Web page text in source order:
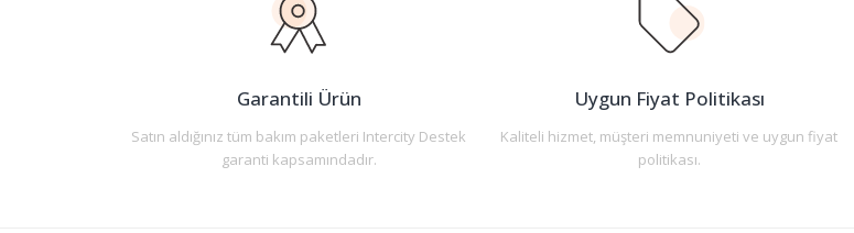
Garantili Ürün
Satın aldığınız tüm bakım paketleri Intercity Destek
garanti kapsamındadır.
Uygun Fiyat Politikası
Kaliteli hizmet, müşteri memnuniyeti ve uygun fiyat
politikası.